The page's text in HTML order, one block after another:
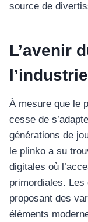
source de
L’avenir
À mesure que le
cesse de
générations de
le plinko a su
digitales où
primordiales.
proposant des
éléments